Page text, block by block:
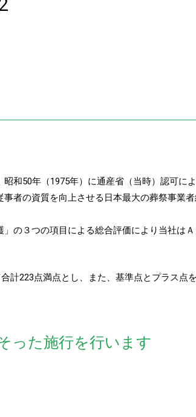
和50年（1975年）に通産省（当時）認可に
者の資質を向上させる日本最大の葬祭事業
の３つの項目による総合評価により当社は
計223点満点とし、また、基準点とプラス点
った施行を行います